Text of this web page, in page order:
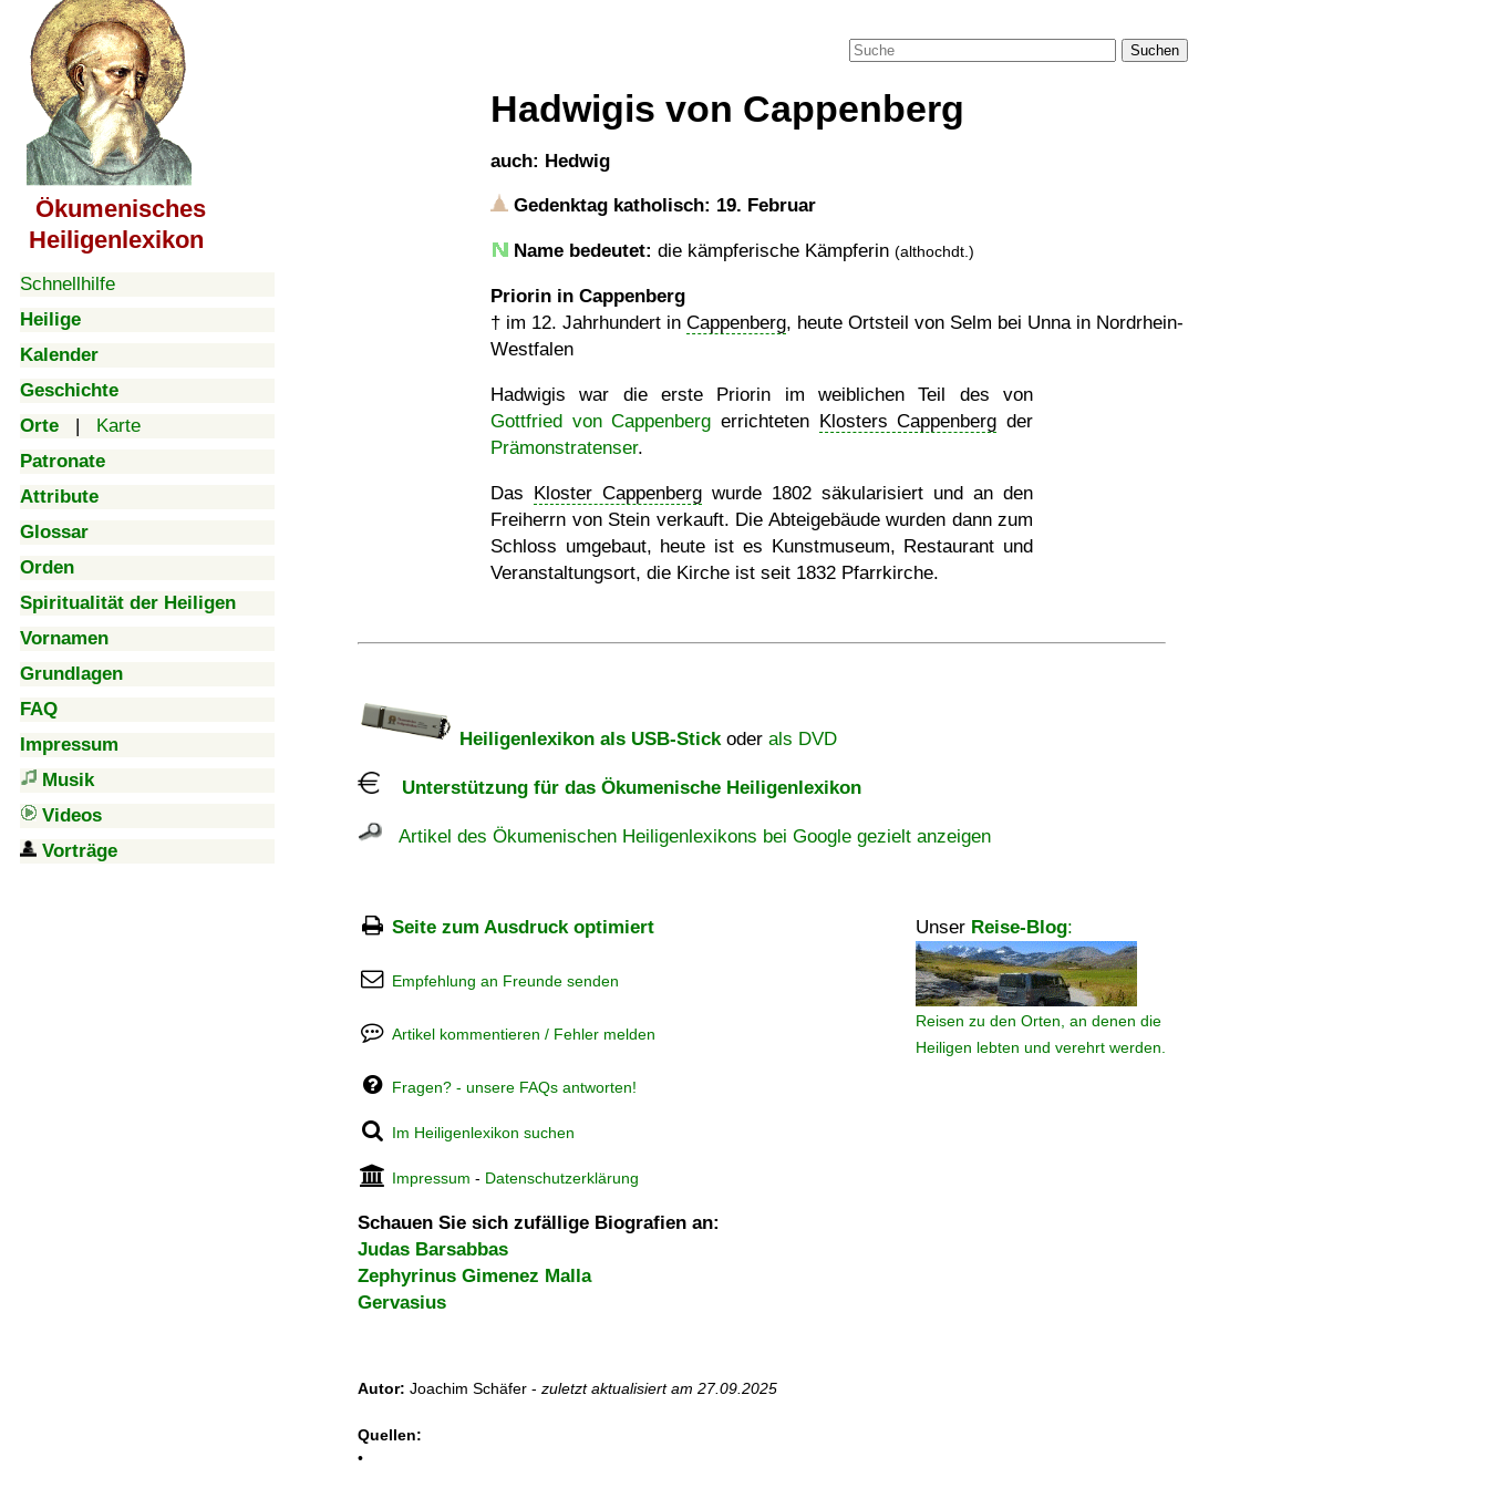
Ökumenisches
Heiligenlexikon
Schnellhilfe
Heilige
Kalender
Geschichte
Orte | Karte
Patronate
Attribute
Glossar
Orden
Spiritualität der Heiligen
Vornamen
Grundlagen
FAQ
Impressum
Musik
Videos
Vorträge
Suchen
Hadwigis von Cappenberg
auch: Hedwig
Gedenktag katholisch: 19. Februar
Name bedeutet: die kämpferische Kämpferin (althochdt.)
Priorin in Cappenberg
† im 12. Jahrhundert in Cappenberg, heute Ortsteil von Selm bei Unna in Nordrhein-
Westfalen
Hadwigis war die erste Priorin im weiblichen Teil des von
Gottfried von Cappenberg errichteten Klosters Cappenberg der
Prämonstratenser.
Das Kloster Cappenberg wurde 1802 säkularisiert und an den
Freiherrn von Stein verkauft. Die Abteigebäude wurden dann zum
Schloss umgebaut, heute ist es Kunstmuseum, Restaurant und
Veranstaltungsort, die Kirche ist seit 1832 Pfarrkirche.
Heiligenlexikon als USB-Stickoder als DVD
Unterstützung für das Ökumenische Heiligenlexikon
Artikel des Ökumenischen Heiligenlexikons bei Google gezielt anzeigen
Seite zum Ausdruck optimiert Unser Reise-Blog:
Reisen zu den Orten, an denen die
Heiligen lebten und verehrt werden.
Empfehlung an Freunde senden
Artikel kommentieren / Fehler melden
Fragen? - unsere FAQs antworten!
Im Heiligenlexikon suchen
Impressum - Datenschutzerklärung
Schauen Sie sich zufällige Biografien an:
Judas Barsabbas
Zephyrinus Gimenez Malla
Gervasius
Autor: Joachim Schäfer - zuletzt aktualisiert am 27.09.2025
Quellen:
•